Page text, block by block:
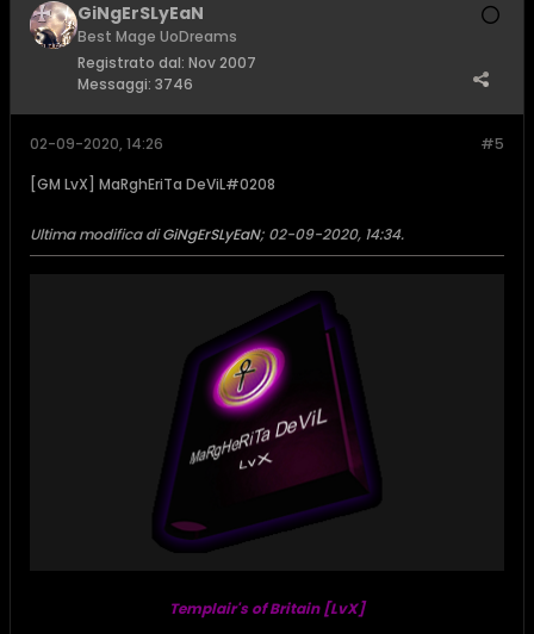
GiNgErSLyEaN
Best Mage UoDreams
Registrato dal: Nov 2007
Messaggi: 3746
#5
02-09-2020, 14:26
[GM LvX] MaRghEriTa DeViL#0208
Ultima modifica diGiNgErSLyEaN; 02-09-2020, 14:34.
Templair's of Britain [LvX]